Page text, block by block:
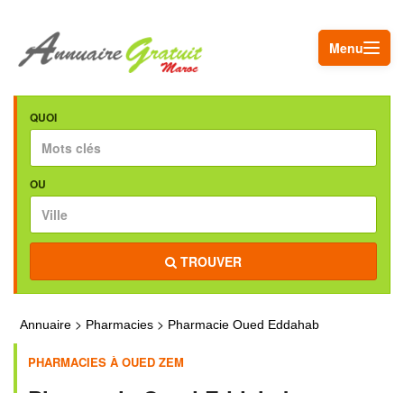
Menu
QUOI
OU
TROUVER
Annuaire > Pharmacies > Pharmacie Oued Eddahab
PHARMACIES À OUED ZEM